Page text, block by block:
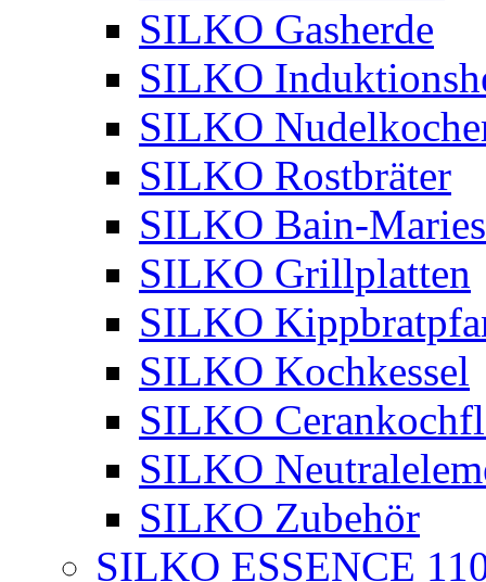
SILKO Gasherde
SILKO
SILKO
SILKO Rostbräter
SILKO Bain-Maries
SILKO Grillplatten
SILKO
SILKO Kochkessel
SILKO
SILKO
SILKO Zubehör
SILKO ESSENCE